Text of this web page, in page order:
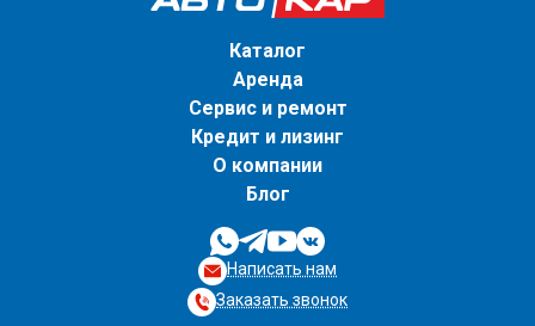
Каталог
Аренда
Сервис и ремонт
Кредит и лизинг
О компании
Блог
Написать нам
Заказать звонок